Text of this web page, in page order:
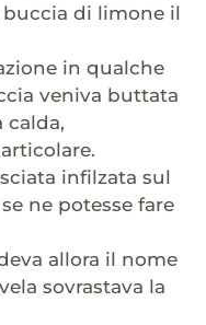
di limone il
in qualche
veniva buttata
calda,
infilzata sul
ne potesse fare
allora il nome
sovrastava la